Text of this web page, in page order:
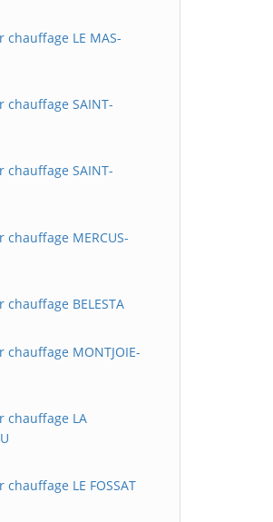
LE MAS-
SAINT-
SAINT-
MERCUS-
BELESTA
MONTJOIE-
chauffage LA
LE FOSSAT